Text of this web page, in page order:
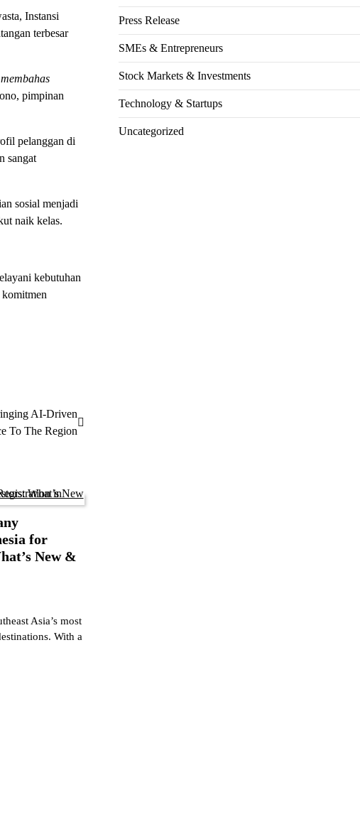
Instansi
terbesar
pimpinan
pelanggan di
sangat
sosial menjadi
naik kelas.
kebutuhan
AI-Driven
To The Region
for
New &
Asia’s most
With a
Press Release
SMEs & Entrepreneurs
Stock Markets & Investments
Technology & Startups
Uncategorized